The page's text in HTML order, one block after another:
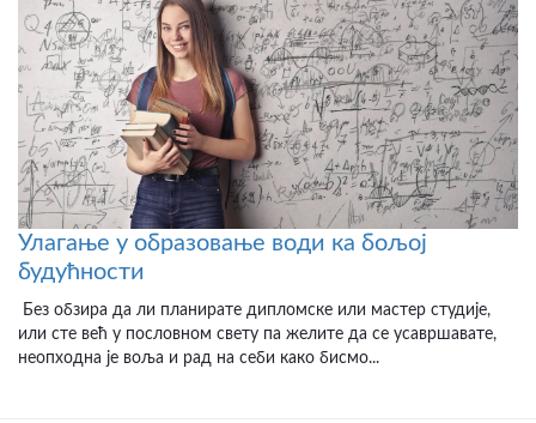
Улагање у образовање води ка бољој
будућности
Без обзира да ли планирате дипломске или мастер студије,
или сте већ у пословном свету па желите да се усавршавате,
неопходна је воља и рад на себи како бисмо...